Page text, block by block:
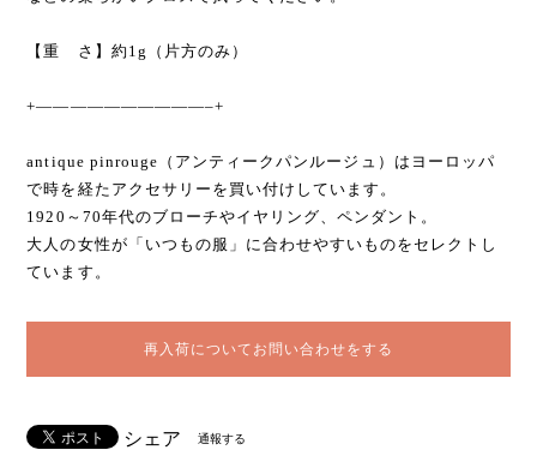
【重 さ】約1g（片方のみ）
+——————————–+
antique pinrouge（アンティークパンルージュ）はヨーロッパ
で時を経たアクセサリーを買い付けしています。
1920～70年代のブローチやイヤリング、ペンダント。
大人の女性が「いつもの服」に合わせやすいものをセレクトし
ています。
再入荷についてお問い合わせをする
シェア 通報する